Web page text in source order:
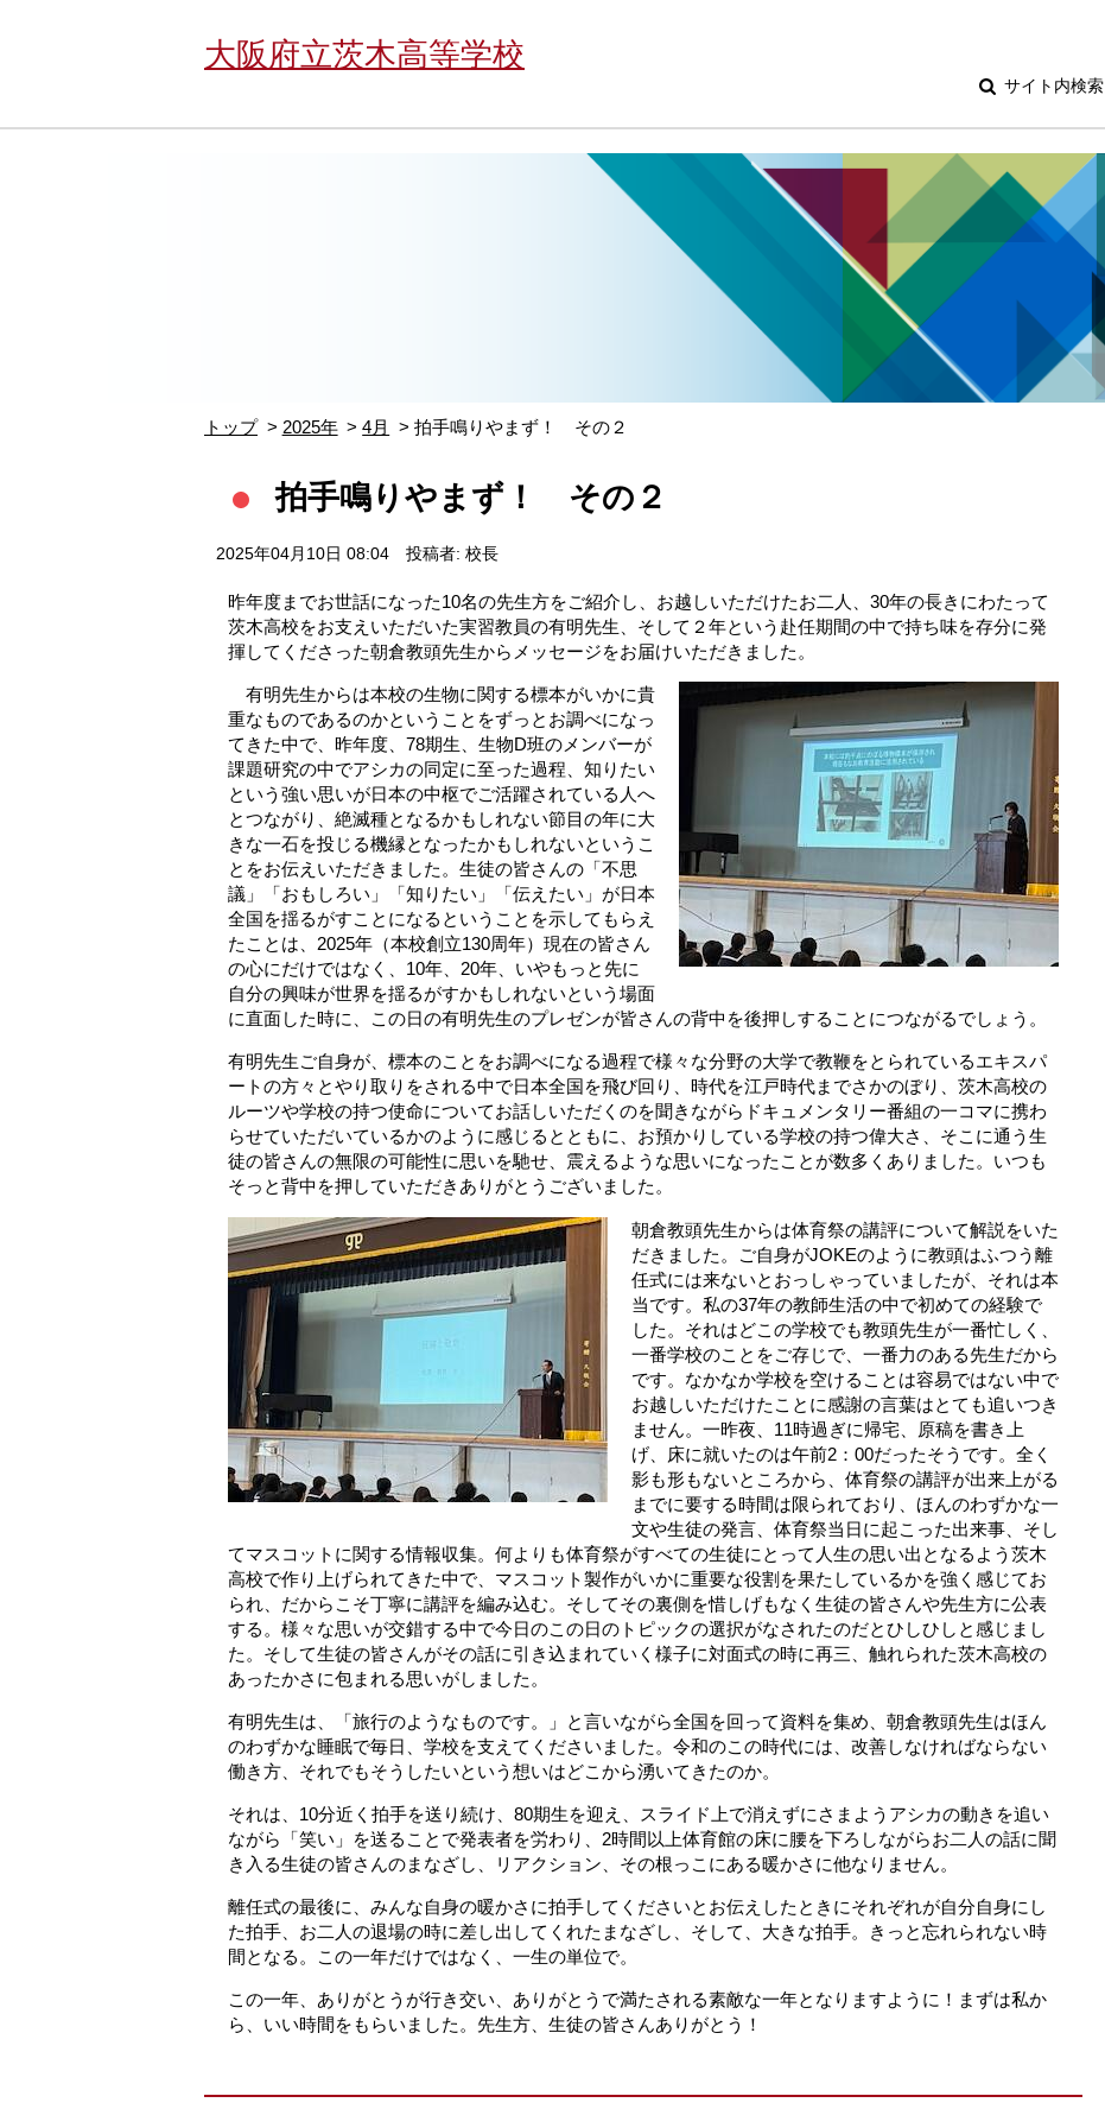
大阪府立茨木高等学校
サイト内検索
トップ 2025年 4月 拍手鳴りやまず！ その２
拍手鳴りやまず！ その２
2025年04月10日 08:04 投稿者: 校長
昨年度までお世話になった10名の先生方をご紹介し、お越しいただけたお二人、30年の長きにわたって
茨木高校をお支えいただいた実習教員の有明先生、そして２年という赴任期間の中で持ち味を存分に発
揮してくださった朝倉教頭先生からメッセージをお届けいただきました。
有明先生からは本校の生物に関する標本がいかに貴
重なものであるのかということをずっとお調べになっ
てきた中で、昨年度、78期生、生物D班のメンバーが
課題研究の中でアシカの同定に至った過程、知りたい
という強い思いが日本の中枢でご活躍されている人へ
とつながり、絶滅種となるかもしれない節目の年に大
きな一石を投じる機縁となったかもしれないというこ
とをお伝えいただきました。生徒の皆さんの「不思
議」「おもしろい」「知りたい」「伝えたい」が日本
全国を揺るがすことになるということを示してもらえ
たことは、2025年（本校創立130周年）現在の皆さん
の心にだけではなく、10年、20年、いやもっと先に
自分の興味が世界を揺るがすかもしれないという場面
に直面した時に、この日の有明先生のプレゼンが皆さんの背中を後押しすることにつながるでしょう。
有明先生ご自身が、標本のことをお調べになる過程で様々な分野の大学で教鞭をとられているエキスパ
ートの方々とやり取りをされる中で日本全国を飛び回り、時代を江戸時代までさかのぼり、茨木高校の
ルーツや学校の持つ使命についてお話しいただくのを聞きながらドキュメンタリー番組の一コマに携わ
らせていただいているかのように感じるとともに、お預かりしている学校の持つ偉大さ、そこに通う生
徒の皆さんの無限の可能性に思いを馳せ、震えるような思いになったことが数多くありました。いつも
そっと背中を押していただきありがとうございました。
朝倉教頭先生からは体育祭の講評について解説をいた
だきました。ご自身がJOKEのように教頭はふつう離
任式には来ないとおっしゃっていましたが、それは本
当です。私の37年の教師生活の中で初めての経験で
した。それはどこの学校でも教頭先生が一番忙しく、
一番学校のことをご存じで、一番力のある先生だから
です。なかなか学校を空けることは容易ではない中で
お越しいただけたことに感謝の言葉はとても追いつき
ません。一昨夜、11時過ぎに帰宅、原稿を書き上
げ、床に就いたのは午前2：00だったそうです。全く
影も形もないところから、体育祭の講評が出来上がる
までに要する時間は限られており、ほんのわずかな一
文や生徒の発言、体育祭当日に起こった出来事、そし
てマスコットに関する情報収集。何よりも体育祭がすべての生徒にとって人生の思い出となるよう茨木
高校で作り上げられてきた中で、マスコット製作がいかに重要な役割を果たしているかを強く感じてお
られ、だからこそ丁寧に講評を編み込む。そしてその裏側を惜しげもなく生徒の皆さんや先生方に公表
する。様々な思いが交錯する中で今日のこの日のトピックの選択がなされたのだとひしひしと感じまし
た。そして生徒の皆さんがその話に引き込まれていく様子に対面式の時に再三、触れられた茨木高校の
あったかさに包まれる思いがしました。
有明先生は、「旅行のようなものです。」と言いながら全国を回って資料を集め、朝倉教頭先生はほん
のわずかな睡眠で毎日、学校を支えてくださいました。令和のこの時代には、改善しなければならない
働き方、それでもそうしたいという想いはどこから湧いてきたのか。
それは、10分近く拍手を送り続け、80期生を迎え、スライド上で消えずにさまようアシカの動きを追い
ながら「笑い」を送ることで発表者を労わり、2時間以上体育館の床に腰を下ろしながらお二人の話に聞
き入る生徒の皆さんのまなざし、リアクション、その根っこにある暖かさに他なりません。
離任式の最後に、みんな自身の暖かさに拍手してくださいとお伝えしたときにそれぞれが自分自身にし
た拍手、お二人の退場の時に差し出してくれたまなざし、そして、大きな拍手。きっと忘れられない時
間となる。この一年だけではなく、一生の単位で。
この一年、ありがとうが行き交い、ありがとうで満たされる素敵な一年となりますように！まずは私か
ら、いい時間をもらいました。先生方、生徒の皆さんありがとう！